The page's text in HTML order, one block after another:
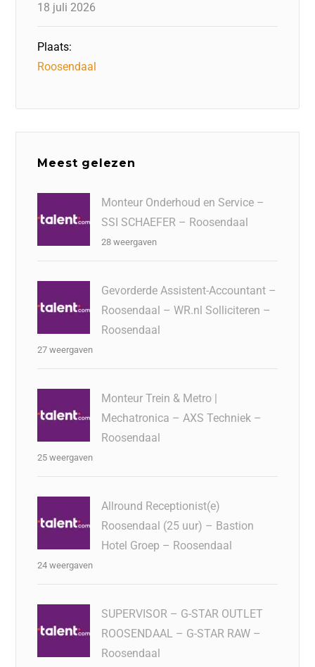
18 juli 2026
Plaats:
Roosendaal
Meest gelezen
Monteur Onderhoud en Service –
SSI SCHAEFER – Roosendaal
28 weergaven
Gevorderde Assistent-Accountant –
Roosendaal – WR.nl Solliciteren –
Roosendaal
27 weergaven
Monteur Trein & Metro |
Mechatronica – AXS Techniek –
Roosendaal
25 weergaven
Allround Receptionist(e)
Roosendaal (25 uur) – Bastion
Hotel Groep – Roosendaal
24 weergaven
SUPERVISOR – G-STAR OUTLET
ROOSENDAAL – G-STAR RAW –
Roosendaal